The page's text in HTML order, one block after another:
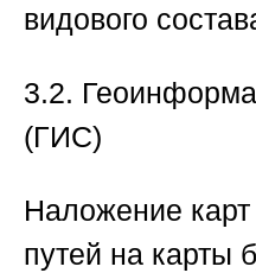
видового
3.2.
(ГИС)
Наложение
путей на карты